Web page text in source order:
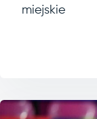
miejskie